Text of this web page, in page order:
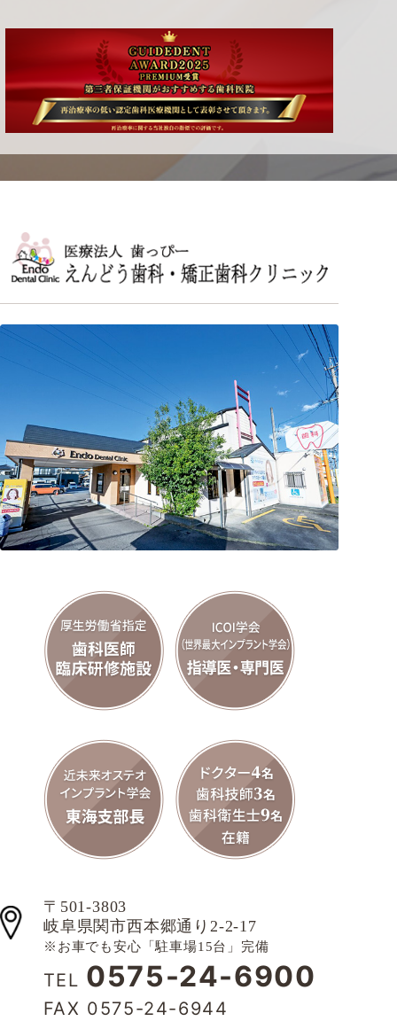
〒501-3803
岐阜県関市西本郷通り2-2-17
※お車でも安心「駐車場15台」完備
TEL 0575-24-6900
FAX 0575-24-6944